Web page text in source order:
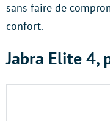
sans faire de
confort.
Jabra Elite 4,